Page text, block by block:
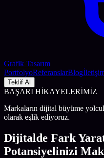
Grafik Tasarım
PortfolyoReferanslarBlog
Teklif Al
BAŞARI HİKAYELERİMİZ
Markaların dijital büyüme
olarak eşlik ediyoruz.
Dijitalde Fark
Potansiyelinizi